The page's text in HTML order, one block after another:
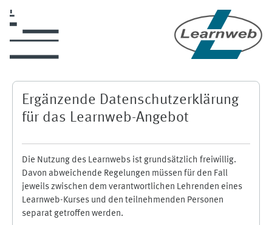
Ergänzende Datenschutzerklärung
für das Learnweb-Angebot
Die Nutzung des Learnwebs ist grundsätzlich freiwillig.
Davon abweichende Regelungen müssen für den Fall
jeweils zwischen dem verantwortlichen Lehrenden eines
Learnweb-Kurses und den teilnehmenden Personen
separat getroffen werden.